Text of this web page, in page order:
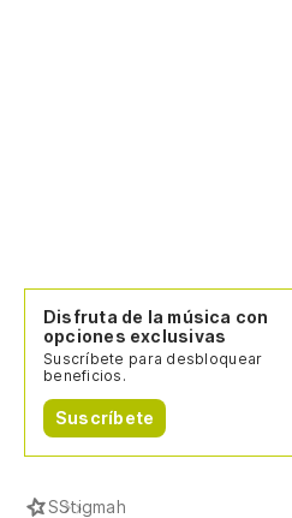
Disfruta de la música con
opciones exclusivas
Suscríbete para desbloquear
beneficios.
Suscríbete
SStigmah